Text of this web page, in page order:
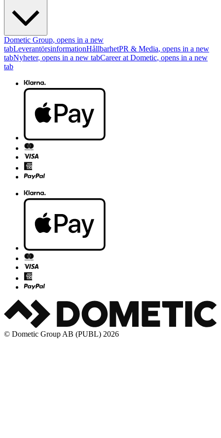
Dometic Group, opens in a new
tabLeverantörsinformationHållbarhetPR & Media, opens in a new
tabNyheter, opens in a new tabCareer at Dometic, opens in a new
tab
© Dometic Group AB (PUBL) 2026